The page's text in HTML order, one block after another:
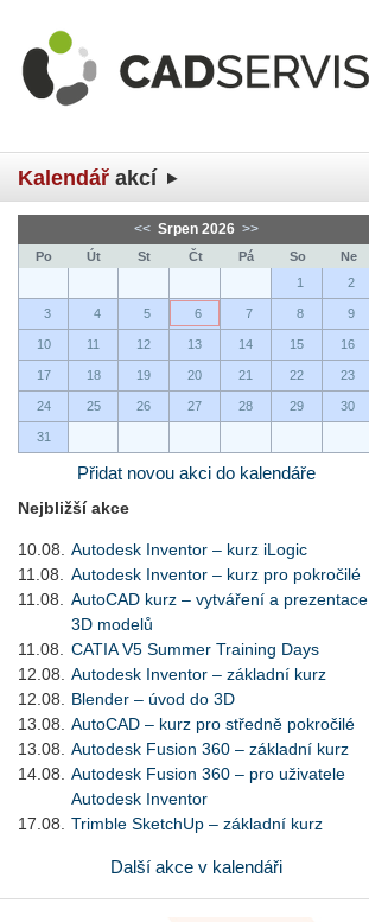
Kalendář akcí
<< Srpen 2026 >>
Po Út St Čt Pá So
Ne
1
2
3 4 5 6 7 8 9
10 11 12 13 14 15 16
17 18 19 20 21 22 23
24 25 26 27 28 29 30
31
Přidat novou akci do kalendáře
Nejbližší akce
10.08.
Autodesk Inventor – kurz iLogic
11.08.
Autodesk Inventor – kurz pro pokročilé
11.08.
AutoCAD kurz – vytváření a prezentace
3D modelů
11.08.
CATIA V5 Summer Training Days
12.08.
Autodesk Inventor – základní kurz
12.08.
Blender – úvod do 3D
13.08.
AutoCAD – kurz pro středně pokročilé
13.08.
Autodesk Fusion 360 – základní kurz
14.08.
Autodesk Fusion 360 – pro uživatele
Autodesk Inventor
17.08.
Trimble SketchUp – základní kurz
Další akce v kalendáři